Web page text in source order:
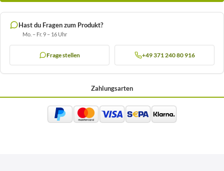
Hast du Fragen zum Produkt?
Mo. – Fr. 9 – 16 Uhr
Frage stellen +49 371 240 80 916
Zahlungsarten